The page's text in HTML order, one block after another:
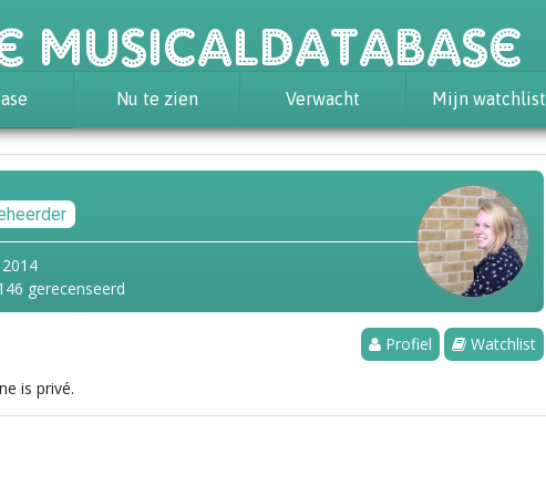
Musicaldatabase
Nu te zien Verwacht Mijn watchlist
gerecenseerd
Profiel Watchlist
is privé.